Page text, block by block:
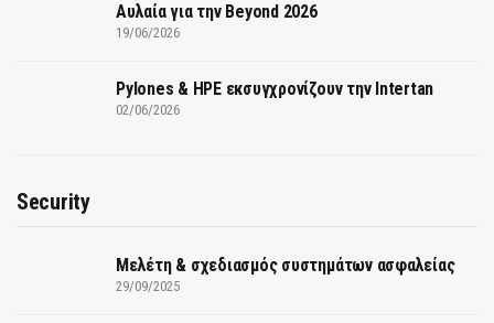
Αυλαία για την Beyond 2026
19/06/2026
Pylones & HPE εκσυγχρονίζουν την Intertan
02/06/2026
Security
Μελέτη & σχεδιασμός συστημάτων ασφαλείας
29/09/2025